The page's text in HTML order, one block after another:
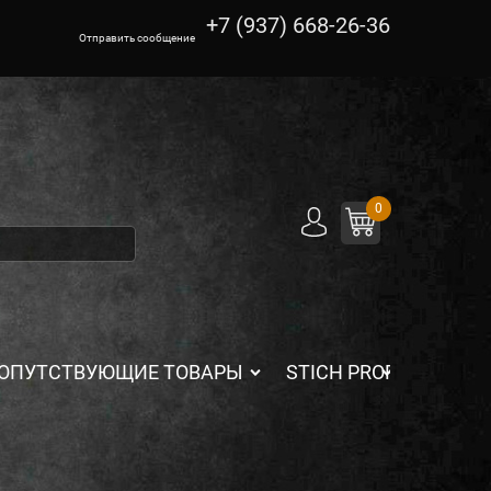
Отправить сообщение +7 (937) 668-26-36
0
ТОВАРЫ STICH PROFI